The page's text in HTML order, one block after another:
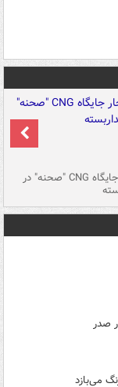
لحظه انفجار جایگاه CNG "صحنه" در
صدر
می‌بازد